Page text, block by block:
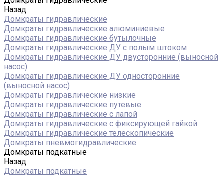
Назад
Домкраты гидравлические
Домкраты гидравлические алюминиевые
Домкраты гидравлические бутылочные
Домкраты гидравлические ДУ c полым штоком
Домкраты гидравлические ДУ двусторонние (выносной
насос)
Домкраты гидравлические ДУ односторонние
(выносной насос)
Домкраты гидравлические низкие
Домкраты гидравлические путевые
Домкраты гидравлические с лапой
Домкраты гидравлические с фиксирующей гайкой
Домкраты гидравлические телескопические
Домкраты пневмогидравлические
Домкраты подкатные
Назад
Домкраты подкатные